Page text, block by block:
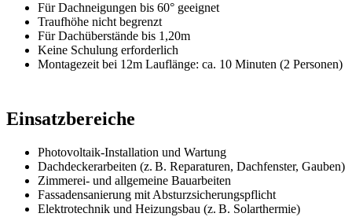
Für Dachneigungen bis 60° geeignet
Traufhöhe nicht begrenzt
Für Dachüberstände bis 1,20m
Keine Schulung erforderlich
Montagezeit bei 12m Lauflänge: ca. 10 Minuten (2 Personen)
Einsatzbereiche
Photovoltaik-Installation und Wartung
Dachdeckerarbeiten (z. B. Reparaturen, Dachfenster, Gauben)
Zimmerei- und allgemeine Bauarbeiten
Fassadensanierung mit Absturzsicherungspflicht
Elektrotechnik und Heizungsbau (z. B. Solarthermie)